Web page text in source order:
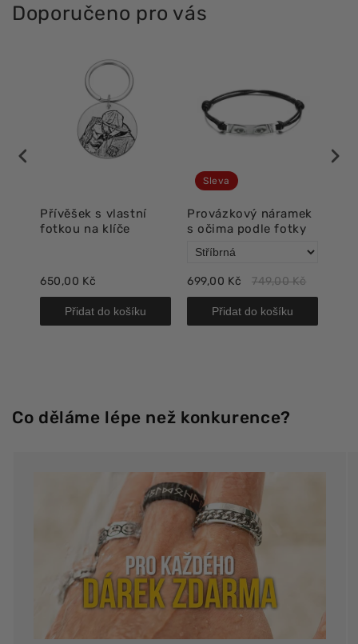
Doporučeno pro vás
Přívěšek s vlastní
fotkou na klíče
650,00 Kč
Přidat do košíku
Sleva
Provázkový náramek
s očima podle fotky
699,00 Kč 749,00 Kč
Přidat do košíku
Co děláme lépe než konkurence?